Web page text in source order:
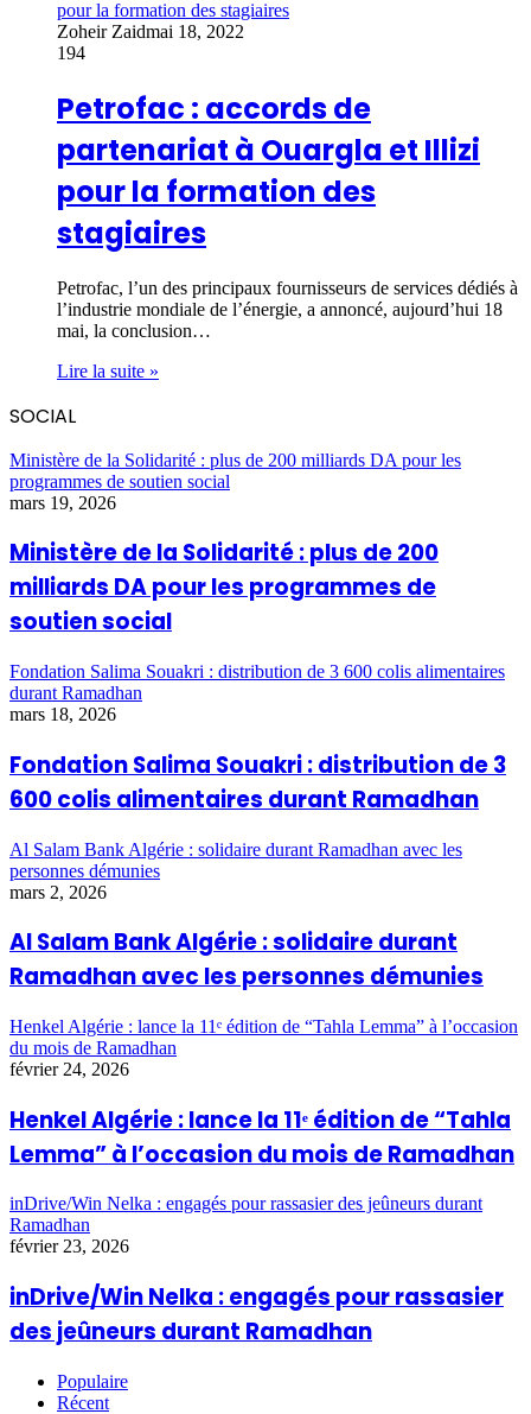
Zoheir Zaidmai 18, 2022
194
Petrofac : accords de
partenariat à Ouargla et Illizi
pour la formation des
stagiaires
Petrofac, l’un des principaux fournisseurs de services dédiés à
l’industrie mondiale de l’énergie, a annoncé, aujourd’hui 18
mai, la conclusion…
Lire la suite »
SOCIAL
Ministère de la Solidarité : plus de 200 milliards DA pour les
programmes de soutien social
mars 19, 2026
Ministère de la Solidarité : plus de 200
milliards DA pour les programmes de
soutien social
Fondation Salima Souakri : distribution de 3 600 colis alimentaires
durant Ramadhan
mars 18, 2026
Fondation Salima Souakri : distribution de 3
600 colis alimentaires durant Ramadhan
Al Salam Bank Algérie : solidaire durant Ramadhan avec les
personnes démunies
mars 2, 2026
Al Salam Bank Algérie : solidaire durant
Ramadhan avec les personnes démunies
Henkel Algérie : lance la 11ᵉ édition de “Tahla Lemma” à l’occasion
du mois de Ramadhan
février 24, 2026
Henkel Algérie : lance la 11ᵉ édition de “Tahla
Lemma” à l’occasion du mois de Ramadhan
inDrive/Win Nelka : engagés pour rassasier des jeûneurs durant
Ramadhan
février 23, 2026
inDrive/Win Nelka : engagés pour rassasier
des jeûneurs durant Ramadhan
Populaire
Récent